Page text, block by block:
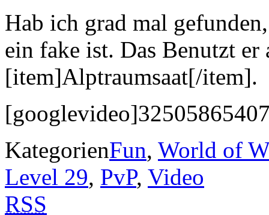
Hab ich grad mal
ein fake ist. Das Benutzt
[item]Alptraumsaat[/item].
KategorienFun, World of
Level 29, PvP, Video
RSS